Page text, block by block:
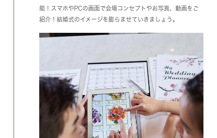
能！スマホやPCの画面で会場コンセプトやお写真、動画をご
紹介！結婚式のイメージを膨らませていきましょう。